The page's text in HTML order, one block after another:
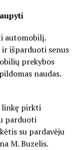
automobilį.
išparduoti senus
prekybos
naudas.
linkę pirkti
parduoti
su pardavėju
M. Buzelis.